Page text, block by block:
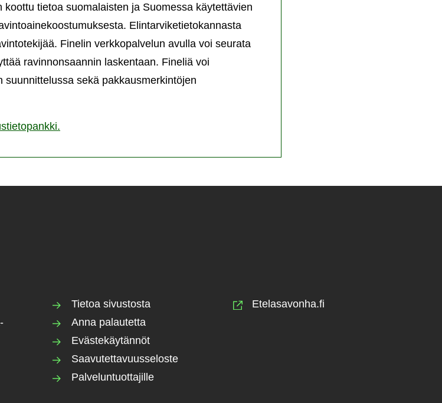
tietoa suomalaisten ja Suomessa käytettävien
Elintarviketietokannasta
Finelin verkkopalvelun avulla voi seurata
ravinnonsaannin laskentaan. Fineliä voi
sekä pakkausmerkintöjen
Tietoa sivustosta
Anna palautetta
Evästekäytännöt
Saavutettavuusseloste
Palveluntuottajille
Etelasavonha.fi